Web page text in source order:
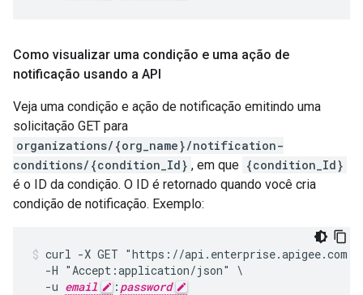
Como visualizar uma condição e uma ação de
notificação usando a API
Veja uma condição e ação de notificação emitindo uma
solicitação GET para
organizations/{org_name}/notification-
conditions/{condition_Id} , em que {condition_Id}
é o ID da condição. O ID é retornado quando você cria
condição de notificação. Exemplo:
curl -X GET "https://api.enterprise.apigee.com /
  -H "Accept:application/json" \
  -u
email : password